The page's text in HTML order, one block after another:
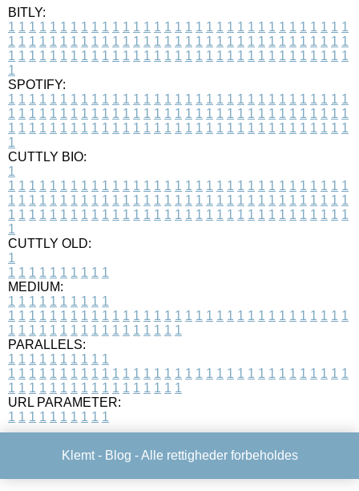
BITLY:
1 1 1 1 1 1 1 1 1 1 1 1 1 1 1 1 1 1 1 1 1 1 1 1 1 1 1 1 1 1 1 1 1
1 1 1 1 1 1 1 1 1 1 1 1 1 1 1 1 1 1 1 1 1 1 1 1 1 1 1 1 1 1 1 1 1
1 1 1 1 1 1 1 1 1 1 1 1 1 1 1 1 1 1 1 1 1 1 1 1 1 1 1 1 1 1 1 1 1
1
SPOTIFY:
1 1 1 1 1 1 1 1 1 1 1 1 1 1 1 1 1 1 1 1 1 1 1 1 1 1 1 1 1 1 1 1 1
1 1 1 1 1 1 1 1 1 1 1 1 1 1 1 1 1 1 1 1 1 1 1 1 1 1 1 1 1 1 1 1 1
1 1 1 1 1 1 1 1 1 1 1 1 1 1 1 1 1 1 1 1 1 1 1 1 1 1 1 1 1 1 1 1 1
1
CUTTLY BIO:
1
1 1 1 1 1 1 1 1 1 1 1 1 1 1 1 1 1 1 1 1 1 1 1 1 1 1 1 1 1 1 1 1 1
1 1 1 1 1 1 1 1 1 1 1 1 1 1 1 1 1 1 1 1 1 1 1 1 1 1 1 1 1 1 1 1 1
1 1 1 1 1 1 1 1 1 1 1 1 1 1 1 1 1 1 1 1 1 1 1 1 1 1 1 1 1 1 1 1 1
1
CUTTLY OLD:
1
1 1 1 1 1 1 1 1 1 1
MEDIUM:
1 1 1 1 1 1 1 1 1 1
1 1 1 1 1 1 1 1 1 1 1 1 1 1 1 1 1 1 1 1 1 1 1 1 1 1 1 1 1 1 1 1 1
1 1 1 1 1 1 1 1 1 1 1 1 1 1 1 1 1
PARALLELS:
1 1 1 1 1 1 1 1 1 1
1 1 1 1 1 1 1 1 1 1 1 1 1 1 1 1 1 1 1 1 1 1 1 1 1 1 1 1 1 1 1 1 1
1 1 1 1 1 1 1 1 1 1 1 1 1 1 1 1 1
URL PARAMETER:
1 1 1 1 1 1 1 1 1 1
Klemt - Blog - Alle rettigheder forbeholdes